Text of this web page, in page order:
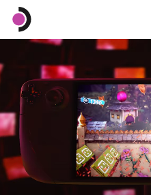
Steam Deck LCD
Dockingstation
Software